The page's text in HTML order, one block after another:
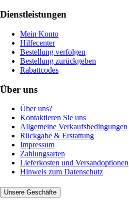
Dienstleistungen
Mein Konto
Hilfecenter
Bestellung verfolgen
Bestellung zurückgeben
Rabattcodes
Über uns
Über uns?
Kontaktieren Sie uns
Allgemeine Verkaufsbedingungen
Rückgabe & Erstattung
Impressum
Zahlungsarten
Lieferkosten und Versandoptionen
Hinweis zum Datenschutz
Unsere Geschäfte